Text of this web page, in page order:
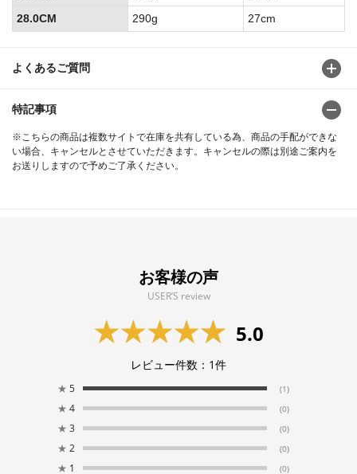
よくあるご質問
特記事項
※こちらの商品は複数サイトで在庫を共有している為、商品の手配ができな
い場合、キャンセルとさせていただきます。キャンセルの際は別途ご案内を
お送りしますので予めご了承ください。
28.0CM
290g 27cm
お客様の声
USER’S review
5.0
レビュー件数： 1件
★ 5 (1)
★ 4 (0)
★ 3 (0)
★ 2 (0)
★ 1 (0)